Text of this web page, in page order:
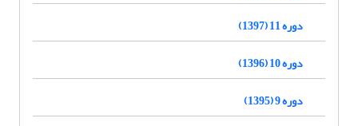
دوره 11 (1397)
دوره 10 (1396)
دوره 9 (1395)